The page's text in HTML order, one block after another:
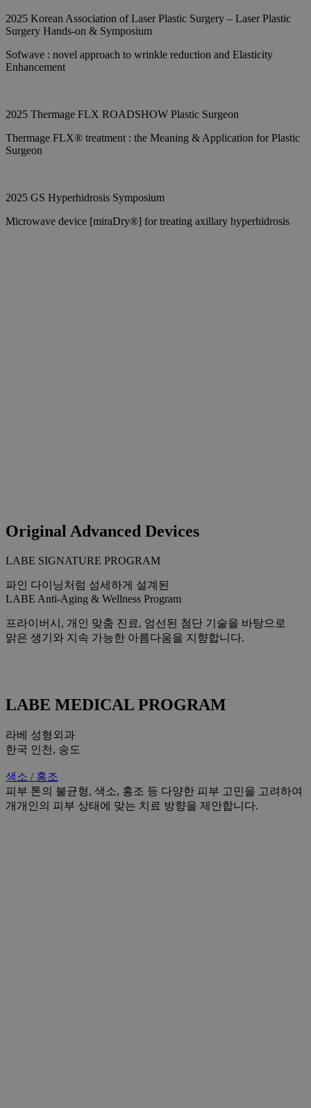
2025 Korean Association of Laser Plastic Surgery – Laser Plastic
Surgery Hands-on & Symposium
Sofwave : novel approach to wrinkle reduction and Elasticity
Enhancement
2025 Thermage FLX ROADSHOW Plastic Surgeon
Thermage FLX® treatment : the Meaning & Application for Plastic
Surgeon
2025 GS Hyperhidrosis Symposium
Microwave device [miraDry®] for treating axillary hyperhidrosis
Original Advanced Devices
LABE SIGNATURE PROGRAM
파인 다이닝처럼 섬세하게 설계된
LABE Anti-Aging & Wellness Program
프라이버시, 개인 맞춤 진료, 엄선된 첨단 기술을 바탕으로
맑은 생기와 지속 가능한 아름다움을 지향합니다.
LABE MEDICAL PROGRAM
라베 성형외과
한국 인천, 송도
색소 / 홍조
피부 톤의 불균형, 색소, 홍조 등 다양한 피부 고민을 고려하여
개개인의 피부 상태에 맞는 치료 방향을 제안합니다.